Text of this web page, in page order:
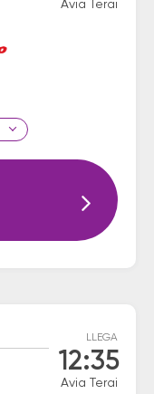
Avia Terai
LLEGA
12:35
Avia Terai